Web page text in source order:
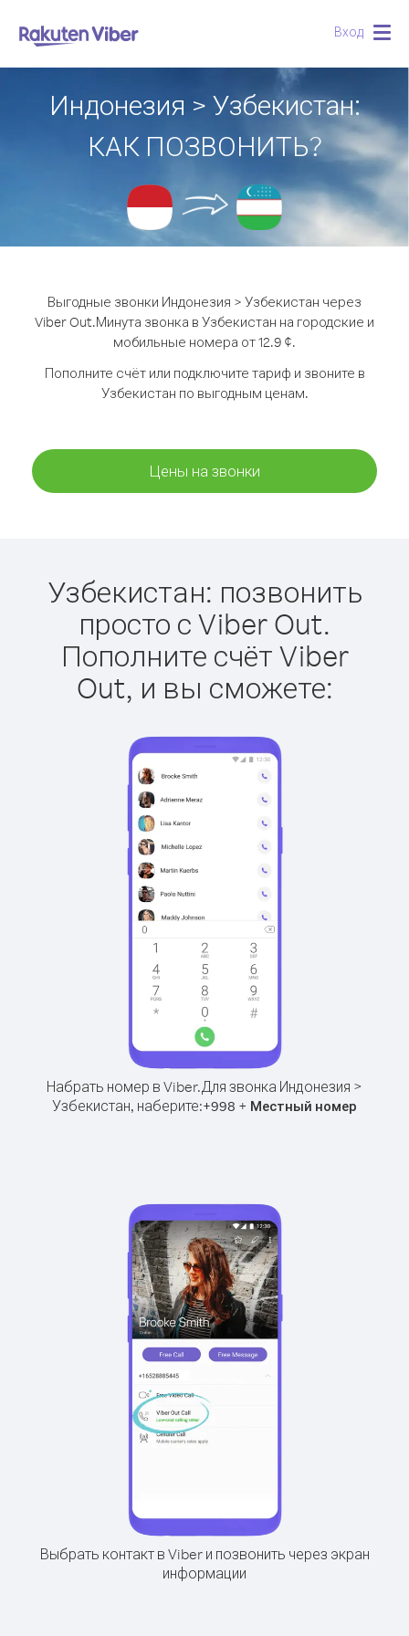
Вход
Индонезия > Узбекистан:
КАК ПОЗВОНИТЬ?
Выгодные звонки Индонезия > Узбекистан через
Viber Out.Минута звонка в Узбекистан на городские и
мобильные номера от 12.9 ¢.
Пополните счёт или подключите тариф и звоните в
Узбекистан по выгодным ценам.
Цены на звонки
Узбекистан: позвонить
просто с Viber Out.
Пополните счёт Viber
Out, и вы сможете:
Набрать номер в Viber.Для звонка Индонезия >
Узбекистан, наберите:+998 + Местный номер
Выбрать контакт в Viber и позвонить через экран
информации